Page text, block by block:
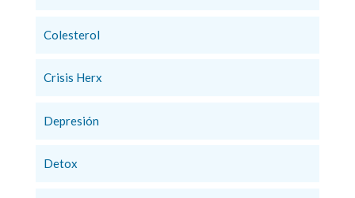
Colesterol
Crisis Herx
Depresión
Detox